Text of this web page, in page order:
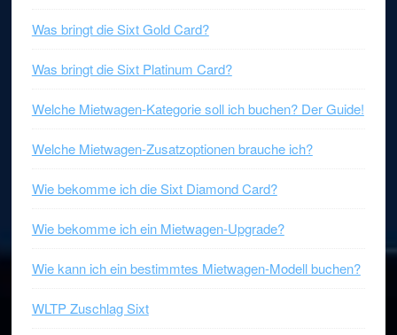
Was bringt die Sixt Gold Card?
Was bringt die Sixt Platinum Card?
Welche Mietwagen-Kategorie soll ich buchen? Der Guide!
Welche Mietwagen-Zusatzoptionen brauche ich?
Wie bekomme ich die Sixt Diamond Card?
Wie bekomme ich ein Mietwagen-Upgrade?
Wie kann ich ein bestimmtes Mietwagen-Modell buchen?
WLTP Zuschlag Sixt